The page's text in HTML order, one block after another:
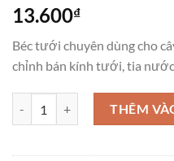
13.600₫
Béc tưới chuyên dùng cho
chỉnh bán kính tưới, tia
Béc BS5000 60 lít số lượng
THÊM